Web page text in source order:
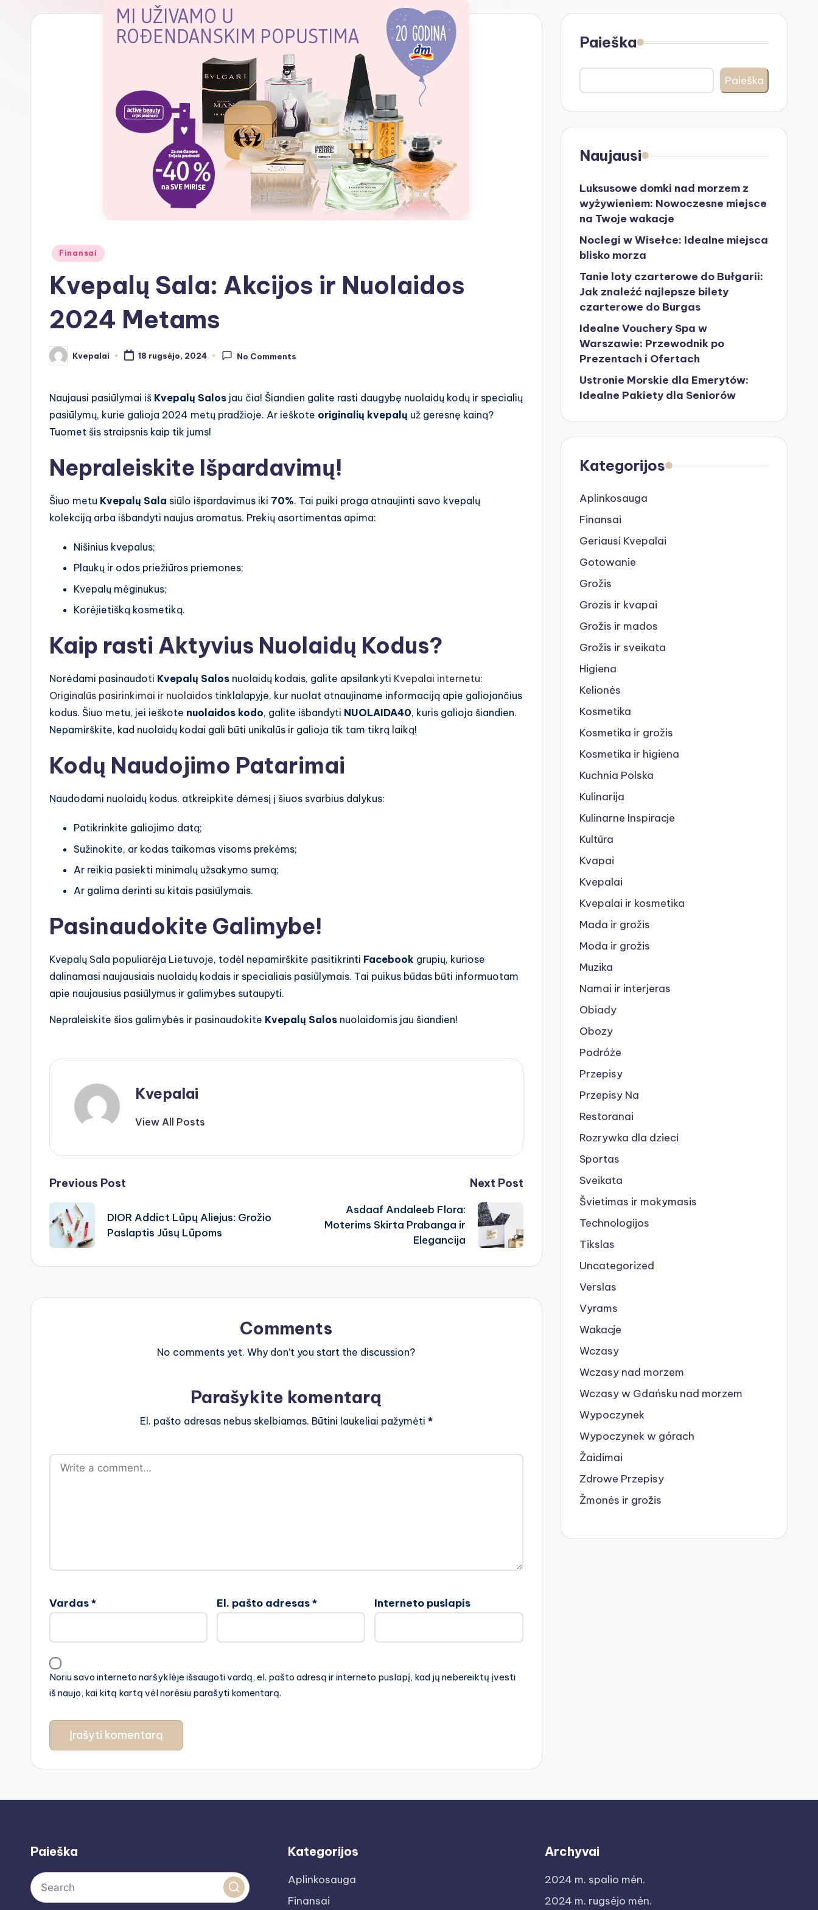
Posted
Finansai
Kvepalų Sala: Akcijos ir Nuolaidos
2024 Metams
Posted
by
Kvepalai 18 rugsėjo, 2024 No Comments
Naujausi pasiūlymai iš Kvepalų Salos jau čia! Šiandien galite rasti daugybę nuolaidų kodų ir specialių
pasiūlymų, kurie galioja 2024 metų pradžioje. Ar ieškote originalių kvepalų už geresnę kainą?
Tuomet šis straipsnis kaip tik jums!
Nepraleiskite Išpardavimų!
Šiuo metu Kvepalų Sala siūlo išpardavimus iki 70%. Tai puiki proga atnaujinti savo kvepalų
kolekciją arba išbandyti naujus aromatus. Prekių asortimentas apima:
Nišinius kvepalus;
Plaukų ir odos priežiūros priemones;
Kvepalų mėginukus;
Korėjietišką kosmetiką.
Kaip rasti Aktyvius Nuolaidų Kodus?
Norėdami pasinaudoti Kvepalų Salos nuolaidų kodais, galite apsilankyti Kvepalai internetu:
Originalūs pasirinkimai ir nuolaidos tinklalapyje, kur nuolat atnaujiname informaciją apie galiojančius
kodus. Šiuo metu, jei ieškote nuolaidos kodo, galite išbandyti NUOLAIDA40, kuris galioja šiandien.
Nepamirškite, kad nuolaidų kodai gali būti unikalūs ir galioja tik tam tikrą laiką!
Kodų Naudojimo Patarimai
Naudodami nuolaidų kodus, atkreipkite dėmesį į šiuos svarbius dalykus:
Patikrinkite galiojimo datą;
Sužinokite, ar kodas taikomas visoms prekėms;
Ar reikia pasiekti minimalų užsakymo sumą;
Ar galima derinti su kitais pasiūlymais.
Pasinaudokite Galimybe!
Kvepalų Sala populiarėja Lietuvoje, todėl nepamirškite pasitikrinti Facebook grupių, kuriose
dalinamasi naujausiais nuolaidų kodais ir specialiais pasiūlymais. Tai puikus būdas būti informuotam
apie naujausius pasiūlymus ir galimybes sutaupyti.
Nepraleiskite šios galimybės ir pasinaudokite Kvepalų Salos nuolaidomis jau šiandien!
Kvepalai
View All Posts
Post
navigation
Previous Post
DIOR Addict Lūpų Aliejus: Grožio
Paslaptis Jūsų Lūpoms
Next Post
Asdaaf Andaleeb Flora:
Moterims Skirta Prabanga ir
Elegancija
Comments
No comments yet. Why don’t you start the discussion?
Parašykite komentarą
El. pašto adresas nebus skelbiamas. Būtini laukeliai pažymėti *
Vardas* El. pašto adresas* Interneto puslapis
Noriu savo interneto naršyklėje išsaugoti vardą, el. pašto adresą ir interneto puslapį, kad jų nebereiktų įvesti
iš naujo, kai kitą kartą vėl norėsiu parašyti komentarą.
Paieška
Paieška
Naujausi
Luksusowe domki nad morzem z
wyżywieniem: Nowoczesne miejsce
na Twoje wakacje
Noclegi w Wisełce: Idealne miejsca
blisko morza
Tanie loty czarterowe do Bułgarii:
Jak znaleźć najlepsze bilety
czarterowe do Burgas
Idealne Vouchery Spa w
Warszawie: Przewodnik po
Prezentach i Ofertach
Ustronie Morskie dla Emerytów:
Idealne Pakiety dla Seniorów
Kategorijos
Aplinkosauga
Finansai
Geriausi Kvepalai
Gotowanie
Grožis
Grozis ir kvapai
Grožis ir mados
Grožis ir sveikata
Higiena
Kelionės
Kosmetika
Kosmetika ir grožis
Kosmetika ir higiena
Kuchnia Polska
Kulinarija
Kulinarne Inspiracje
Kultūra
Kvapai
Kvepalai
Kvepalai ir kosmetika
Mada ir grožis
Moda ir grožis
Muzika
Namai ir interjeras
Obiady
Obozy
Podróże
Przepisy
Przepisy Na
Restoranai
Rozrywka dla dzieci
Sportas
Sveikata
Švietimas ir mokymasis
Technologijos
Tikslas
Uncategorized
Verslas
Vyrams
Wakacje
Wczasy
Wczasy nad morzem
Wczasy w Gdańsku nad morzem
Wypoczynek
Wypoczynek w górach
Žaidimai
Zdrowe Przepisy
Žmonės ir grožis
Paieška Kategorijos
Aplinkosauga
Finansai
Archyvai
2024 m. spalio mėn.
2024 m. rugsėjo mėn.